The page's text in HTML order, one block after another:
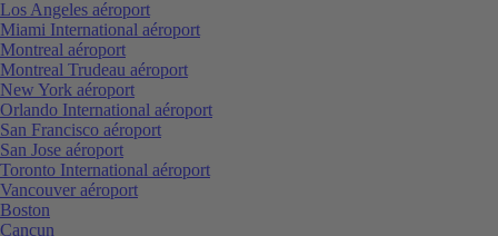
Los Angeles aéroport
Miami International aéroport
Montreal aéroport
Montreal Trudeau aéroport
New York aéroport
Orlando International aéroport
San Francisco aéroport
San Jose aéroport
Toronto International aéroport
Vancouver aéroport
Boston
Cancun